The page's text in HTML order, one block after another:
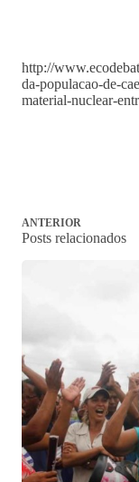
http://
da-populacao-de-
material-nuclear-
ANTERIOR
Posts relacionados